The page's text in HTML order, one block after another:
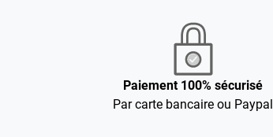
Paiement 100% sécurisé
Par carte bancaire ou Paypal